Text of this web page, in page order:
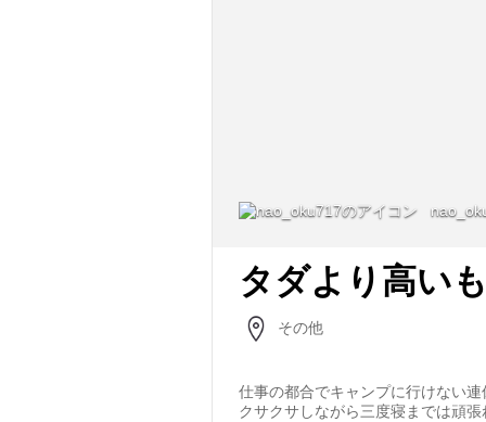
タダより高い
その他
仕事の都合でキャンプに行けない連
クサクサしながら三度寝までは頑